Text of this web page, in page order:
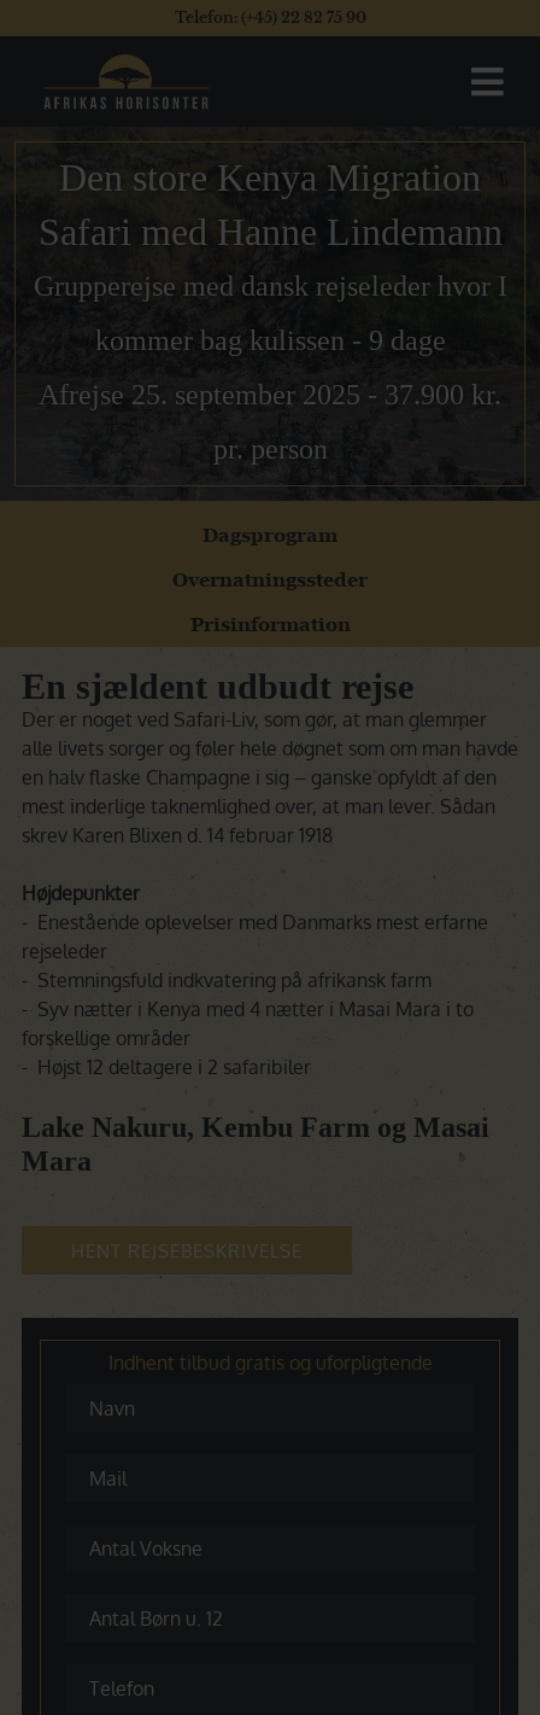
Telefon: (+45) 22 82 75 90
Den store Kenya Migration
Safari med Hanne Lindemann
Grupperejse med dansk rejseleder hvor I
kommer bag kulissen - 9 dage
Afrejse 25. september 2025 - 37.900 kr.
pr. person
Dagsprogram
Overnatningssteder
Prisinformation
En sjældent udbudt rejse
Der er noget ved Safari-Liv, som gør, at man glemmer
alle livets sorger og føler hele døgnet som om man havde
en halv flaske Champagne i sig – ganske opfyldt af den
mest inderlige taknemlighed over, at man lever. Sådan
skrev Karen Blixen d. 14 februar 1918
Højdepunkter
- Enestående oplevelser med Danmarks mest erfarne
rejseleder
- Stemningsfuld indkvatering på afrikansk farm
- Syv nætter i Kenya med 4 nætter i Masai Mara i to
forskellige områder
- Højst 12 deltagere i 2 safaribiler
Lake Nakuru, Kembu Farm og Masai
Mara
HENT REJSEBESKRIVELSE
Indhent tilbud gratis og uforpligtende